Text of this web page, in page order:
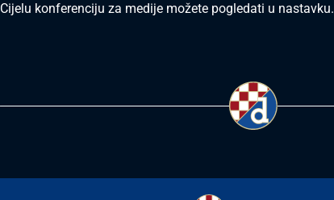
Cijelu konferenciju za medije možete pogledati u nastavku.